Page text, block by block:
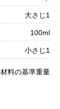
大さじ1
100ml
小さじ1
材料の基準重量